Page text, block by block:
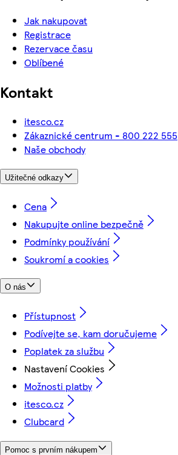
Jak nakupovat
Registrace
Rezervace času
Oblíbené
Kontakt
itesco.cz
Zákaznické centrum - 800 222 555
Naše obchody
Užitečné odkazy
Cena
Nakupujte online bezpečně
Podmínky používání
Soukromí a cookies
O nás
Přístupnost
Podívejte se, kam doručujeme
Poplatek za službu
Nastavení Cookies
Možnosti platby
itesco.cz
Clubcard
Pomoc s prvním nákupem